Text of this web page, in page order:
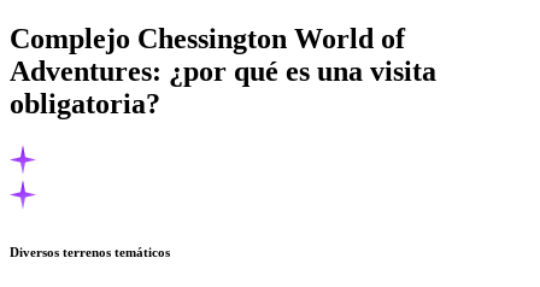
Complejo Chessington World of
Adventures: ¿por qué es una visita
obligatoria?
Diversos terrenos temáticos